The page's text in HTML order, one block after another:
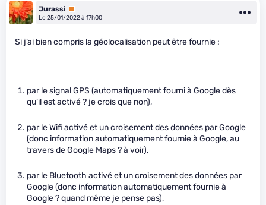
Jurassi Premium
Le 25/01/2022 à 17h00
Si j’ai bien compris la géolocalisation peut être fournie :
par le signal GPS (automatiquement fourni à Google dès
qu’il est activé ? je crois que non),
par le Wifi activé et un croisement des données par Google
(donc information automatiquement fournie à Google, au
travers de Google Maps ? à voir),
par le Bluetooth activé et un croisement des données par
Google (donc information automatiquement fournie à
Google ? quand même je pense pas),